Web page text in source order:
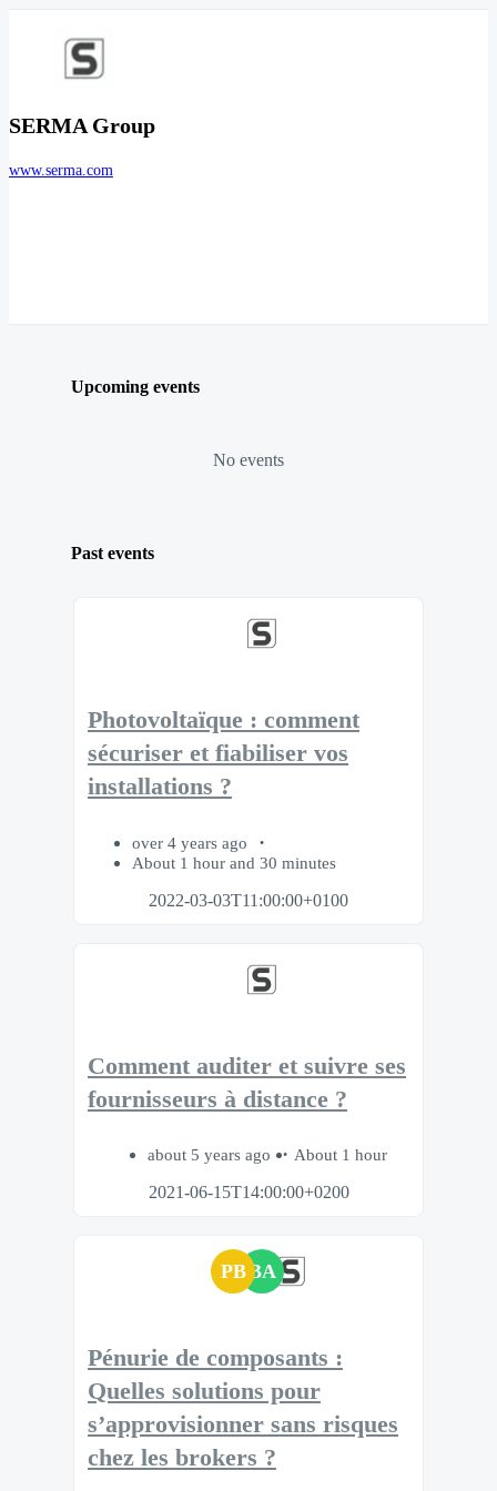
SERMA Group
www.serma.com
Upcoming events
No events
Past events
Photovoltaïque : comment
sécuriser et fiabiliser vos
installations ?
over 4 years ago
About 1 hour and 30 minutes
2022-03-03T11:00:00+0100
Comment auditer et suivre ses
fournisseurs à distance ?
about 5 years ago
About 1 hour
2021-06-15T14:00:00+0200
PB BA
Pénurie de composants :
Quelles solutions pour
s’approvisionner sans risques
chez les brokers ?